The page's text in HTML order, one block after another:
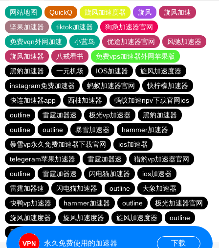
网站地图 QuickQ 旋风加速度器 旋风
旋风加速
坚果加速器
tiktok加速器
狗急加速器官网
免费vqn外网加速
小蓝鸟 优途加速器官网
风驰加速器
旋风加速器
八戒看书
免费vps加速器外网苹果版
黑豹加速器
一元机场 IOS加速器
旋风加速度器
instagram免费加速器
蚂蚁加速器官网
快柠檬加速器
快连加速器app
西柚加速器
蚂蚁加速npv下载官网ios
outline
雷霆加器速 极光vp加速器
黑豹加速器
outline
outline 暴雪加速器
hammer加速器
暴雪vp永久免费加速器下载官网
ios加速器
telegeram苹果加速器
雷霆加器速
猎豹vp加速器官网
outline
雷霆加器速 闪电猫加速器
ios加速器
雷霆加器速
闪电猫加速器 outline
大象加速器
快鸭vp加速器
hammer加速器 outline
极光加速器官网
旋风加速度器
旋风加速度器 旋风加速度器
outline
黑洞加速官网
永久免费使用的加速器 下载